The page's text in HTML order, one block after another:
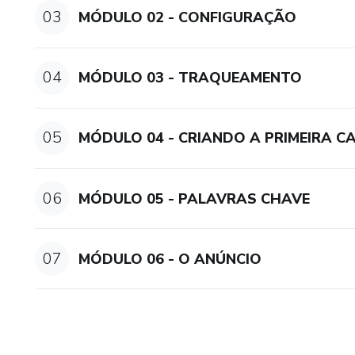
03 MÓDULO 02 - CONFIGURAÇÃO
04 MÓDULO 03 - TRAQUEAMENTO
05 MÓDULO 04 - CRIANDO A PRIMEIRA
06 MÓDULO 05 - PALAVRAS CHAVE
07 MÓDULO 06 - O ANÚNCIO